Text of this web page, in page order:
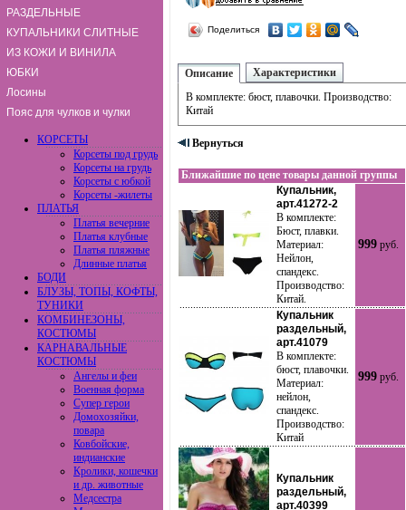
РАЗДЕЛЬНЫЕ
КУПАЛЬНИКИ СЛИТНЫЕ
ИЗ КОЖИ И ВИНИЛА
ЮБКИ
Лосины
Пояс для чулков и чулки
КОРСЕТЫ
Корсеты под грудь
Корсеты на грудь
Корсеты с юбкой
Корсеты -жилеты
ПЛАТЬЯ
Платья вечерние
Платья клубные
Платья пляжные
Длинные платья
БОДИ
БЛУЗЫ, ТОПЫ, КОФТЫ,
ТУНИКИ
КОМБИНЕЗОНЫ,
КОСТЮМЫ
КАРНАВАЛЬНЫЕ
КОСТЮМЫ
Ангелы и феи
Военная форма
Супер герои
Домохозяйки,
повара
Ковбойские,
индианские
Кролики, кошечки
и др. животные
Медсестра
Поделиться
Описание
Характеристики
В комплекте: бюст, плавочки. Производство:
Китай
Вернуться
Ближайшие по цене товары данной группы
Купальник,
арт.41272-2
В комплекте:
Бюст, плавки.
Материал:
Нейлон,
спандекс.
Производство:
Китай.
999 руб.
Купальник
раздельный,
арт.41079
В комплекте:
бюст, плавочки.
Материал:
нейлон,
спандекс.
Производство:
Китай
999 руб.
Купальник
раздельный,
арт.40399